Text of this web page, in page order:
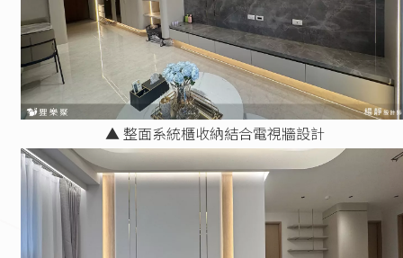
▲ 整面系統櫃收納結合電視牆設計